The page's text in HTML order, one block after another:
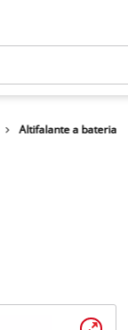
Altifalante a bateria